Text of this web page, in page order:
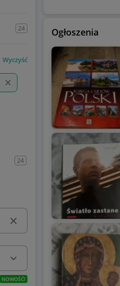
24
Wyczyść
24
NOWOŚĆ!
Ogłoszenia